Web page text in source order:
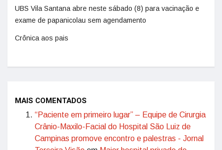
UBS Vila Santana abre neste sábado (8) para vacinação e
exame de papanicolau sem agendamento
Crônica aos pais
MAIS COMENTADOS
“Paciente em primeiro lugar” – Equipe de Cirurgia
Crânio-Maxilo-Facial do Hospital São Luiz de
Campinas promove encontro e palestras - Jornal